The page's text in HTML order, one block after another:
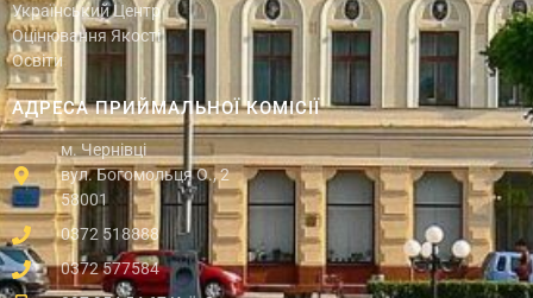
АДРЕСА ПРИЙМАЛЬНОЇ КОМІСІЇ
м. Чернівці
вул. Богомольця О., 2
58001
0372 518888
0372 577584
Український Центр
Оцінювання Якості
Освіти